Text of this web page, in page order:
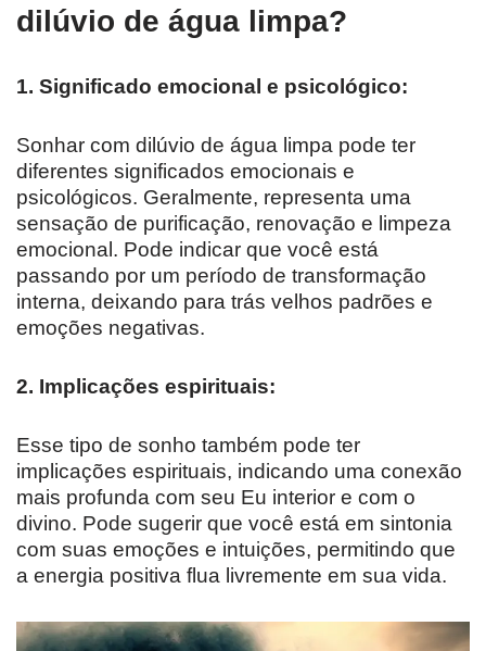
dilúvio de água limpa?
1. Significado emocional e psicológico:
Sonhar com dilúvio de água limpa pode ter
diferentes significados emocionais e
psicológicos. Geralmente, representa uma
sensação de purificação, renovação e limpeza
emocional. Pode indicar que você está
passando por um período de transformação
interna, deixando para trás velhos padrões e
emoções negativas.
2. Implicações espirituais:
Esse tipo de sonho também pode ter
implicações espirituais, indicando uma conexão
mais profunda com seu Eu interior e com o
divino. Pode sugerir que você está em sintonia
com suas emoções e intuições, permitindo que
a energia positiva flua livremente em sua vida.